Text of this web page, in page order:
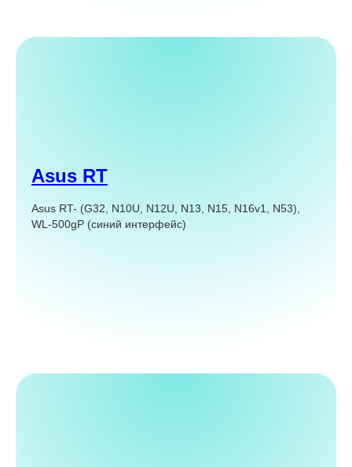
Asus RT
Asus RT- (G32, N10U, N12U, N13, N15, N16v1, N53),
WL-500gP (синий интерфейс)